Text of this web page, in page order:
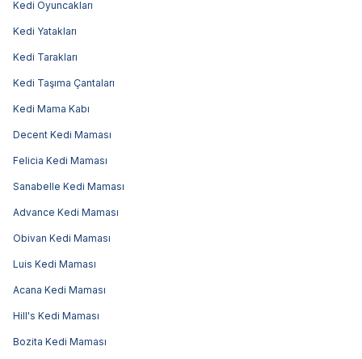
Kedi Oyuncakları
Kedi Yatakları
Kedi Tarakları
Kedi Taşıma Çantaları
Kedi Mama Kabı
Decent Kedi Maması
Felicia Kedi Maması
Sanabelle Kedi Maması
Advance Kedi Maması
Obivan Kedi Maması
Luis Kedi Maması
Acana Kedi Maması
Hill's Kedi Maması
Bozita Kedi Maması